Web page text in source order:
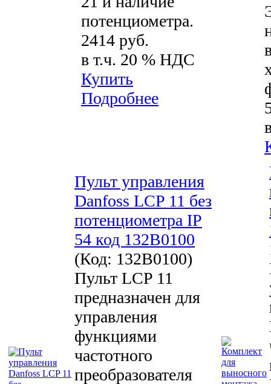
потенциометра.
2414 руб.
в т.ч. 20 % НДС
Купить
Подробнее
Пульт управления
Danfoss LCP 11 без
потенциометра IP
54 код 132B0100
(Код: 132B0100)
Пульт LCP 11
предназначен для
управления
функциями
частотного
преобразователя